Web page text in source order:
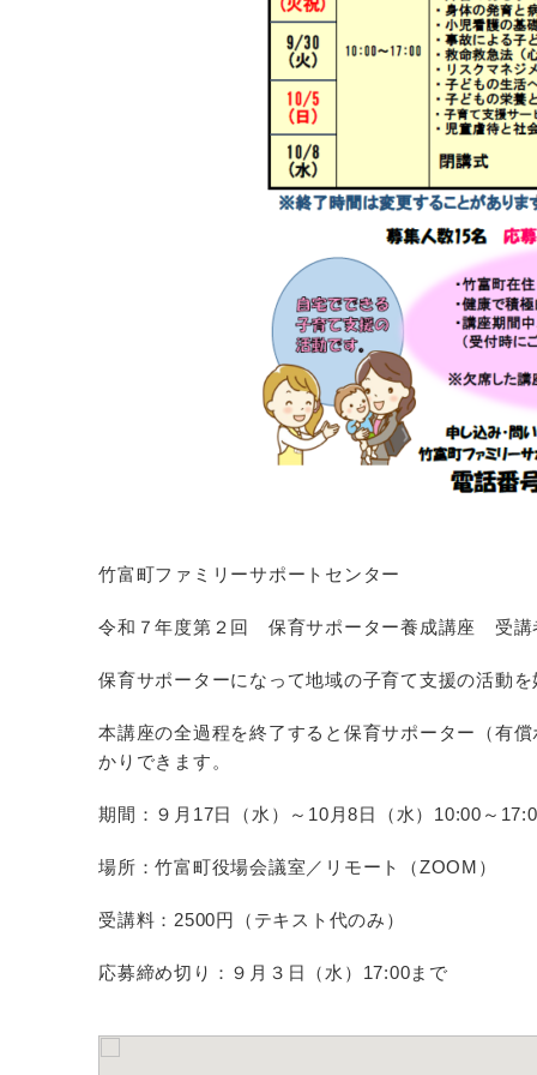
竹富町ファミリーサポートセンター
令和７年度第２回 保育サポーター養成講座 受講
保育サポーターになって地域の子育て支援の活動
本講座の全過程を終了すると保育サポーター（有
かりできます。
期間：９月17日（水）～10月8日（水）10:00～
場所：竹富町役場会議室／リモート（ZOOM）
受講料：2500円（テキスト代のみ）
応募締め切り：９月３日（水）17:00まで